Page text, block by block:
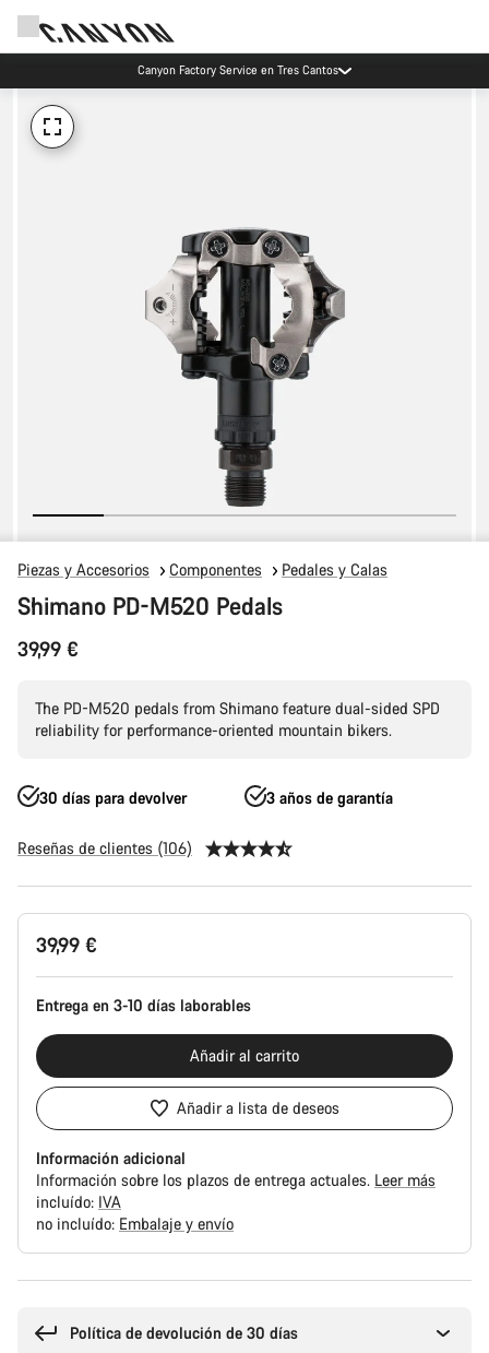
Canyon Factory Service en Tres Cantos
Piezas y Accesorios Componentes Pedales y Calas
Shimano PD-M520 Pedals
39,99 €
The PD-M520 pedals from Shimano feature dual-sided SPD
reliability for performance-oriented mountain bikers.
30 días para devolver 3 años de garantía
Reseñas de clientes (106)
Configuración
del39,99 €
Entrega en 3-10 días laborables
Añadir al carrito
Añadir a lista de deseos
Información adicional
Información sobre los plazos de entrega actuales. Leer más
incluído: IVA
no incluído: Embalaje y envío
compra
Política de devolución de 30 días